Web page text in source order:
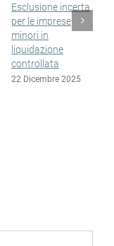
Esclusione incerta
per le imprese
minori in
liquidazione
controllata
22 Dicembre 2025